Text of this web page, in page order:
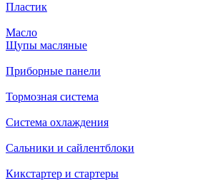
Пластик
Масло
Щупы масляные
Приборные панели
Тормозная система
Система охлаждения
Сальники и сайлентблоки
Кикстартер и стартеры